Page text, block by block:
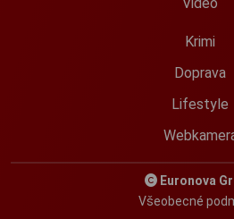
Video
Krimi
Doprava
Lifestyle
Euronova
Všeobecné